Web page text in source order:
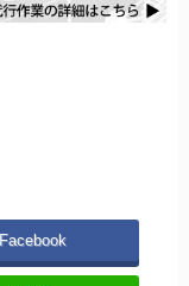
Facebook